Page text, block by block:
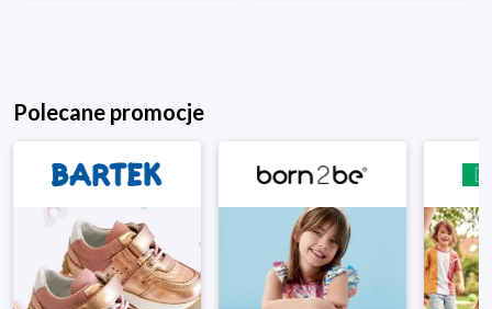
Polecane promocje